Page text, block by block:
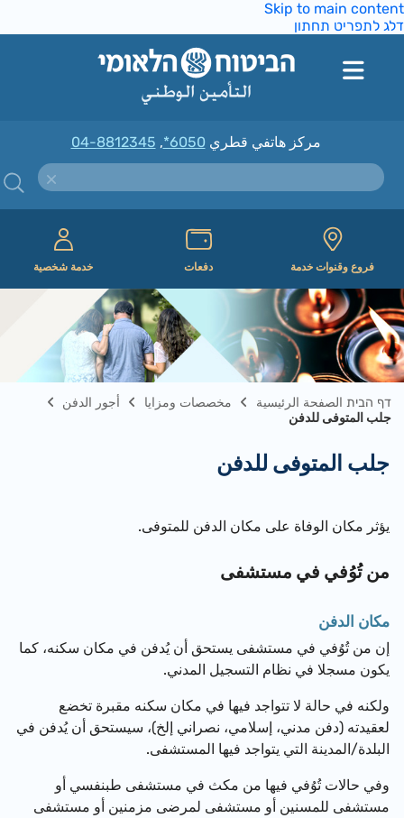
Skip to main
לתפריט תחתון
مركز هاتفي قطري*6050
,
04-8812345
فروع وقنوات خدمة دفعات خدمة شخصية
דף הבית الصفحة الرئيسية مخصصات ومزايا
أجور الدفن
جلب المتوفى للدفن
جلب المتوفى للدفن
يؤثر مكان الوفاة على مكان الدفن للمتوفى.
من تُوُفي في مستشفى
مكان الدفن
إن من تُوُفي في مستشفى يستحق أن يُدفن في مكان سكنه، كما
يكون مسجلا في نظام التسجيل المدني.
ولكنه في حالة لا تتواجد فيها في مكان سكنه مقبرة تخضع
لعقيدته (دفن مدني، إسلامي، نصراني إلخ)، سيستحق أن يُدفن في
البلدة/المدينة التي يتواجد فيها المستشفى.
وفي حالات تُوُفي فيها من مكث في مستشفى طبنفسي أو
مستشفى للمسنين أو مستشفى لمرضى مزمنين أو مستشفى